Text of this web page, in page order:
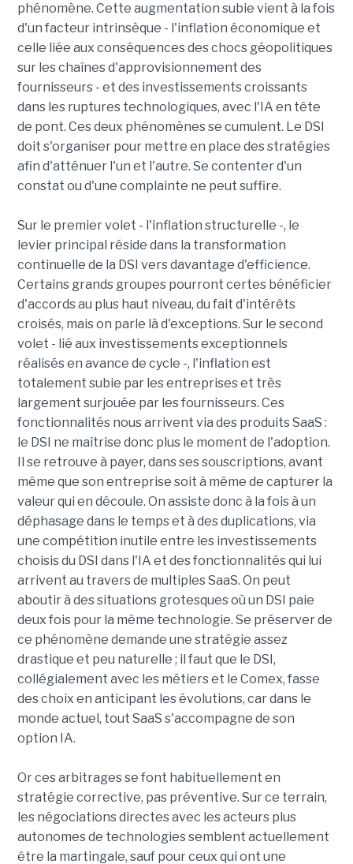
phénomène. Cette augmentation subie vient à la fois
d'un facteur intrinsèque - l'inflation économique et
celle liée aux conséquences des chocs géopolitiques
sur les chaînes d'approvisionnement des
fournisseurs - et des investissements croissants
dans les ruptures technologiques, avec l'IA en tête
de pont. Ces deux phénomènes se cumulent. Le DSI
doit s'organiser pour mettre en place des stratégies
afin d'atténuer l'un et l'autre. Se contenter d'un
constat ou d'une complainte ne peut suffire.
Sur le premier volet - l'inflation structurelle -, le
levier principal réside dans la transformation
continuelle de la DSI vers davantage d'efficience.
Certains grands groupes pourront certes bénéficier
d'accords au plus haut niveau, du fait d'intérêts
croisés, mais on parle là d'exceptions. Sur le second
volet - lié aux investissements exceptionnels
réalisés en avance de cycle -, l'inflation est
totalement subie par les entreprises et très
largement surjouée par les fournisseurs. Ces
fonctionnalités nous arrivent via des produits SaaS :
le DSI ne maîtrise donc plus le moment de l'adoption.
Il se retrouve à payer, dans ses souscriptions, avant
même que son entreprise soit à même de capturer la
valeur qui en découle. On assiste donc à la fois à un
déphasage dans le temps et à des duplications, via
une compétition inutile entre les investissements
choisis du DSI dans l'IA et des fonctionnalités qui lui
arrivent au travers de multiples SaaS. On peut
aboutir à des situations grotesques où un DSI paie
deux fois pour la même technologie. Se préserver de
ce phénomène demande une stratégie assez
drastique et peu naturelle ; il faut que le DSI,
collégialement avec les métiers et le Comex, fasse
des choix en anticipant les évolutions, car dans le
monde actuel, tout SaaS s'accompagne de son
option IA.
Or ces arbitrages se font habituellement en
stratégie corrective, pas préventive. Sur ce terrain,
les négociations directes avec les acteurs plus
autonomes de technologies semblent actuellement
être la martingale, sauf pour ceux qui ont une